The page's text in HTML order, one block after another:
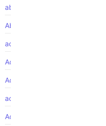
abogado FMLA
Abuso de ancianos
accidente de autobus
Accidente de autobús
Accidente de camión
accidente de camion
Accidente de motocicleta